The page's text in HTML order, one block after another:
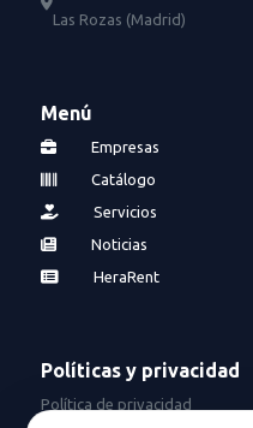
Las Rozas (Madrid)
Menú
Empresas
Catálogo
Servicios
Noticias
HeraRent
Políticas y privacidad
Política de privacidad